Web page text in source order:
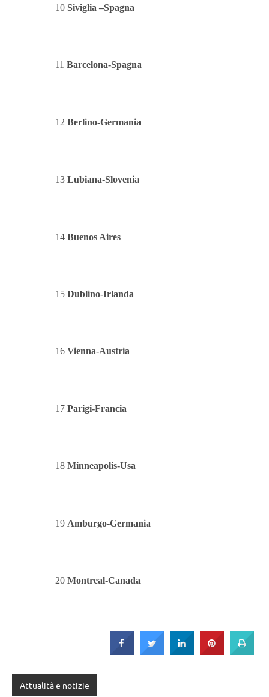
10 Siviglia –Spagna
11 Barcelona-Spagna
12 Berlino-Germania
13 Lubiana-Slovenia
14 Buenos Aires
15 Dublino-Irlanda
16 Vienna-Austria
17 Parigi-Francia
18 Minneapolis-Usa
19 Amburgo-Germania
20 Montreal-Canada
Attualità e notizie